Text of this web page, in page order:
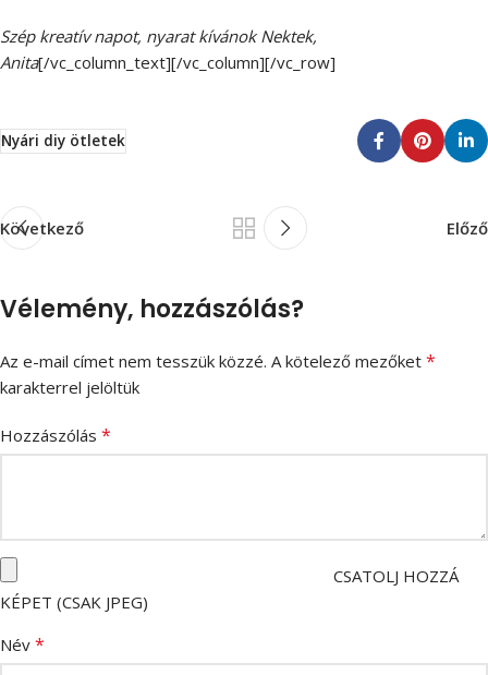
Szép kreatív napot, nyarat kívánok Nektek,
Anita[/vc_column_text][/vc_column][/vc_row]
Nyári diy ötletek
Következő Előző
Vélemény, hozzászólás?
Az e-mail címet nem tesszük közzé. A kötelező mezőket *
karakterrel jelöltük
Hozzászólás *
CSATOLJ HOZZÁ
KÉPET (CSAK JPEG)
Név *